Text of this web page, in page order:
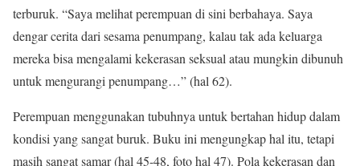
terburuk. “Saya melihat perempuan di sini berbahaya. Saya
dengar cerita dari sesama penumpang, kalau tak ada keluarga
mereka bisa mengalami kekerasan seksual atau mungkin dibunuh
untuk mengurangi penumpang…” (hal 62).
Perempuan menggunakan tubuhnya untuk bertahan hidup dalam
kondisi yang sangat buruk. Buku ini mengungkap hal itu, tetapi
masih sangat samar (hal 45-48, foto hal 47). Pola kekerasan dan